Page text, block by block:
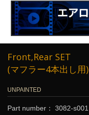
Front,Rear SET
(マフラー4本出し用)
UNPAINTED
Part number： 3082-s001